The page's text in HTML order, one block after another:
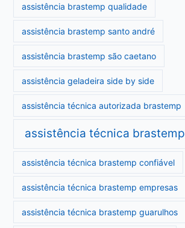
assistência brastemp qualidade
assistência brastemp santo andré
assistência brastemp são caetano
assistência geladeira side by side
assistência técnica autorizada brastemp
assistência técnica brastemp
assistência técnica brastemp confiável
assistência técnica brastemp empresas
assistência técnica brastemp guarulhos